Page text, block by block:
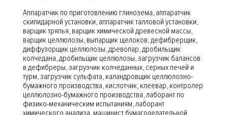
Аппаратчик по приготовлению глинозема, аппаратчик
скипидарной установки, аппаратчик талловой установки,
варщик тряпья, варщик химической древесной массы,
варщик целлюлозы, выпарщик щелоков, дефибрерщик,
диффузорщик целлюлозы, древопар, дробильщик
колчедана, дробильщик целлюлозы, загрузчик балансов
в дефибреры, загрузчик колчеданных, серных печей и
турм, загрузчик сульфата, каландровщик целлюлозно-
бумажного производства, кислотчик, клеевар, контролер
целлюлозно-бумажного производства, лаборант по
физико-механическим испытаниям, лаборант
химического анализа, машинист бумагоделательной